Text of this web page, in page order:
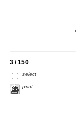
3 / 150
select
print